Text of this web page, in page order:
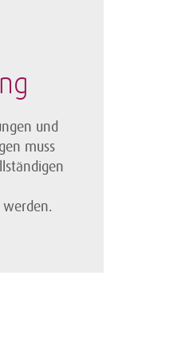
und
muss